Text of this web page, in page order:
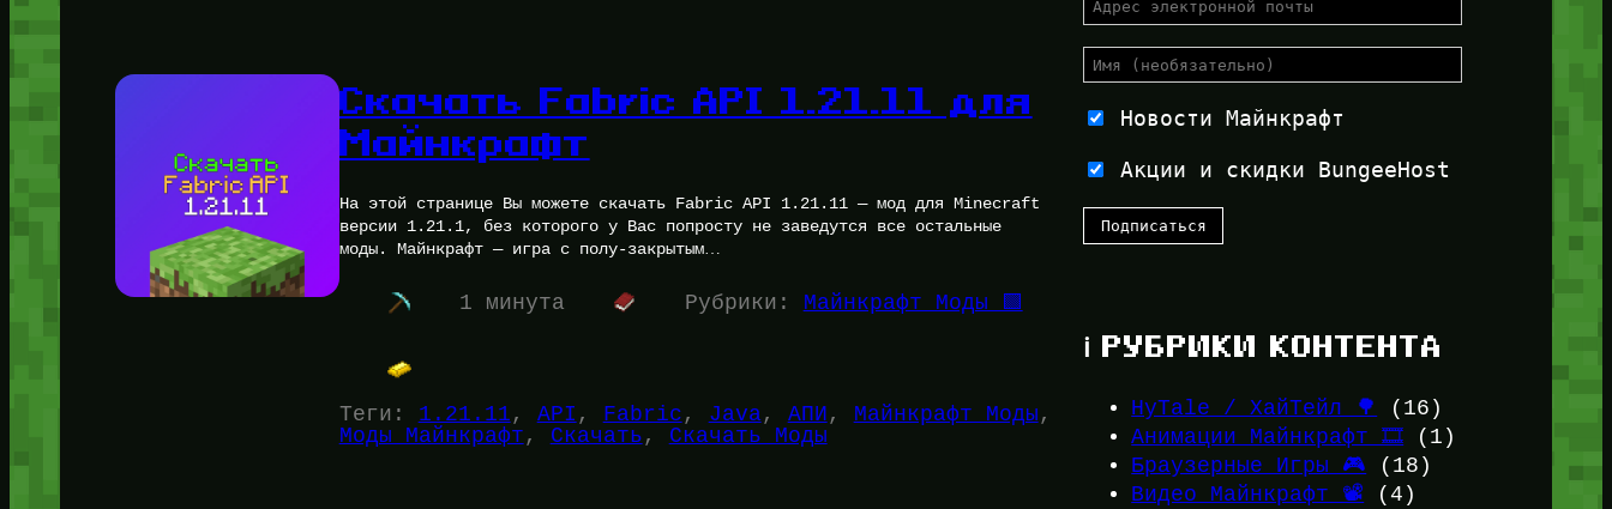
Скачать Fabric API 1.21.11 для
Майнкрафт
На этой странице Вы можете скачать Fabric API 1.21.11 — мод для Minecraft
версии 1.21.1, без которого у Вас попросту не заведутся все остальные
моды. Майнкрафт — игра с полу-закрытым…
1 минута Рубрики: Майнкрафт Моды 🟩
Теги: 1.21.11 , API , Fabric , Java, АПИ , Майнкрафт Моды
Моды Майнкрафт , Скачать , Скачать Моды
Новости Майнкрафт
Акции и скидки BungeeHost
ℹ️ РУБРИКИ КОНТЕНТА
HyTale / ХайТейл 🌳
(16)
Анимации Майнкрафт 🎞️ (1)
Браузерные Игры 🎮 (18)
Видео Майнкрафт 📽️ (4)